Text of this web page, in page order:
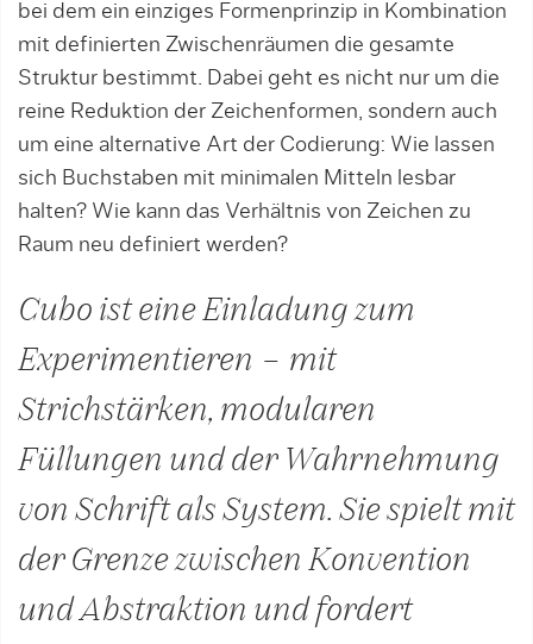
bei dem ein einziges Formenprinzip in Kombination
mit definierten Zwischenräumen die gesamte
Struktur bestimmt. Dabei geht es nicht nur um die
reine Reduktion der Zeichenformen, sondern auch
um eine alternative Art der Codierung: Wie lassen
sich Buchstaben mit minimalen Mitteln lesbar
halten? Wie kann das Verhältnis von Zeichen zu
Raum neu definiert werden?
Cubo ist eine Einladung zum
Experimentieren – mit
Strichstärken, modularen
Füllungen und der Wahrnehmung
von Schrift als System. Sie spielt mit
der Grenze zwischen Konvention
und Abstraktion und fordert